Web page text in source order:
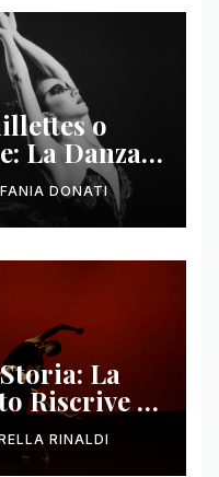
o
La Danza
in Rivolta
DONATI
La
Riscrive il
RINALDI